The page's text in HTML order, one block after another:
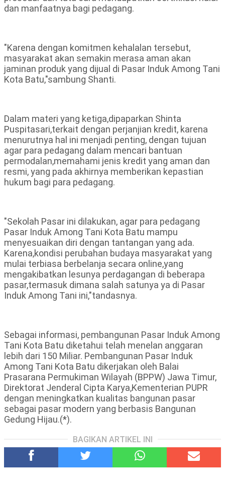
dan manfaatnya bagi pedagang.
"Karena dengan komitmen kehalalan tersebut,
masyarakat akan semakin merasa aman akan
jaminan produk yang dijual di Pasar Induk Among Tani
Kota Batu,"sambung Shanti.
Dalam materi yang ketiga,dipaparkan Shinta
Puspitasari,terkait dengan perjanjian kredit, karena
menurutnya hal ini menjadi penting, dengan tujuan
agar para pedagang dalam mencari bantuan
permodalan,memahami jenis kredit yang aman dan
resmi, yang pada akhirnya memberikan kepastian
hukum bagi para pedagang.
"Sekolah Pasar ini dilakukan, agar para pedagang
Pasar Induk Among Tani Kota Batu mampu
menyesuaikan diri dengan tantangan yang ada.
Karena,kondisi perubahan budaya masyarakat yang
mulai terbiasa berbelanja secara online,yang
mengakibatkan lesunya perdagangan di beberapa
pasar,termasuk dimana salah satunya ya di Pasar
Induk Among Tani ini,"tandasnya.
Sebagai informasi, pembangunan Pasar Induk Among
Tani Kota Batu diketahui telah menelan anggaran
lebih dari 150 Miliar. Pembangunan Pasar Induk
Among Tani Kota Batu dikerjakan oleh Balai
Prasarana Permukiman Wilayah (BPPW) Jawa Timur,
Direktorat Jenderal Cipta Karya,Kementerian PUPR
dengan meningkatkan kualitas bangunan pasar
sebagai pasar modern yang berbasis Bangunan
Gedung Hijau.(*).
BAGIKAN ARTIKEL INI